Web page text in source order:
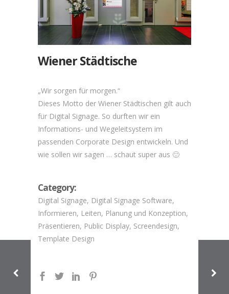
Wiener Städtische
„Wir sorgen für morgen.“
Dieses Motto der Wiener Städtischen gilt auch
für Digital Signage. So durften wir ein
Informations- und Wegeleitsystem im
passenden Corporate Design entwickeln. Und
wie sollen wir sagen … schaut super aus 🙂
Category:
Digital Signage, Digital Signage Software,
Informieren, Leiten, Planung und Konzeption,
Präsentieren, Public Display, Screendesign,
Template Design